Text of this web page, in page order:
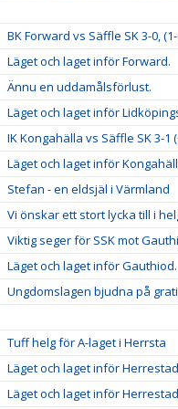
BK Forward vs Säffle SK 3-0,
Läget och laget inför Forward.
Ännu en uddamålsförlust.
Läget och laget inför
IK Kongahälla vs Säffle SK 3-1
Läget och laget inför
Stefan - en eldsjäl i Värmland
Vi önskar ett stort lycka till i
Viktig seger för SSK mot
Läget och laget inför Gauthiod.
Ungdomslagen bjudna på
Tuff helg för A-laget i Herrsta
Läget och laget inför Herrestad
Läget och laget inför Herrestad